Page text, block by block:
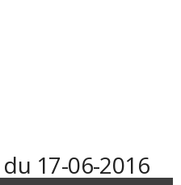
17-06-2016